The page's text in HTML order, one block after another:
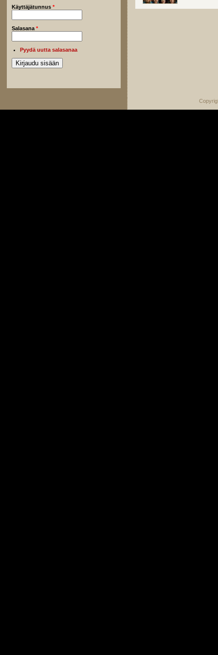
Käyttäjätunnus *
Salasana *
Pyydä uutta salasanaa